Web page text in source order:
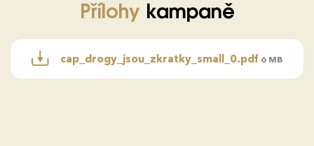
Přílohykampaně
cap_drogy_jsou_zkratky_small_0.pdf 6 MB